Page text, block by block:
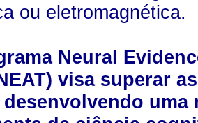
ou eletromagnética.
Neural
visa superar
uma